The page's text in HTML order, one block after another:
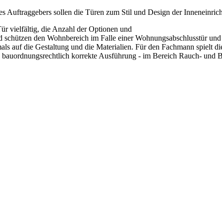
sollen die Türen zum Stil und Design der
vielfältig, die Anzahl der Optionen und
den Wohnbereich im Falle einer Wohnungsabschlusstür
auf die Gestaltung und die Materialien. Für den Fachmann spielt
korrekte Ausführung - im Bereich Rauch- und